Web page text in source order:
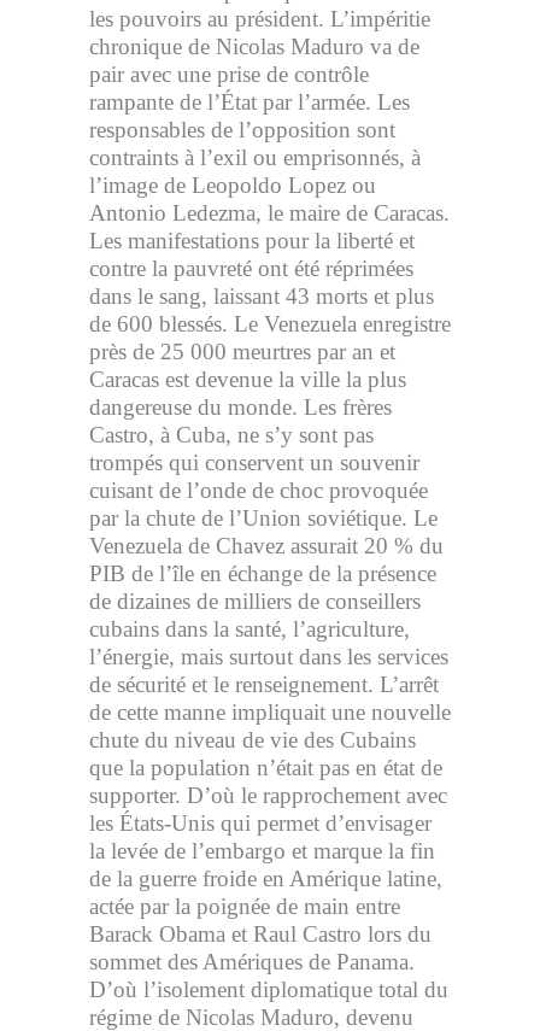
les pouvoirs au président. L’impéritie
chronique de Nicolas Maduro va de
pair avec une prise de contrôle
rampante de l’État par l’armée. Les
responsables de l’opposition sont
contraints à l’exil ou emprisonnés, à
l’image de Leopoldo Lopez ou
Antonio Ledezma, le maire de Caracas.
Les manifestations pour la liberté et
contre la pauvreté ont été réprimées
dans le sang, laissant 43 morts et plus
de 600 blessés. Le Venezuela enregistre
près de 25 000 meurtres par an et
Caracas est devenue la ville la plus
dangereuse du monde. Les frères
Castro, à Cuba, ne s’y sont pas
trompés qui conservent un souvenir
cuisant de l’onde de choc provoquée
par la chute de l’Union soviétique. Le
Venezuela de Chavez assurait 20 % du
PIB de l’île en échange de la présence
de dizaines de milliers de conseillers
cubains dans la santé, l’agriculture,
l’énergie, mais surtout dans les services
de sécurité et le renseignement. L’arrêt
de cette manne impliquait une nouvelle
chute du niveau de vie des Cubains
que la population n’était pas en état de
supporter. D’où le rapprochement avec
les États-Unis qui permet d’envisager
la levée de l’embargo et marque la fin
de la guerre froide en Amérique latine,
actée par la poignée de main entre
Barack Obama et Raul Castro lors du
sommet des Amériques de Panama.
D’où l’isolement diplomatique total du
régime de Nicolas Maduro, devenu